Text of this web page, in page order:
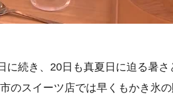
に続き、20日も真夏日に迫る暑さ
のスイーツ店では早くもかき氷